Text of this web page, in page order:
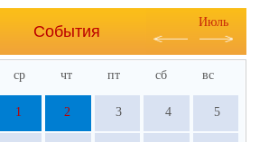
События
Июль
ср чт пт сб вс
1 2 3 4 5